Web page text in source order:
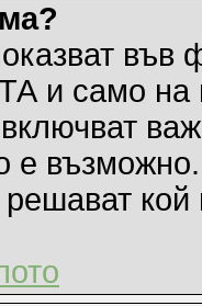
във
само на
е
решават